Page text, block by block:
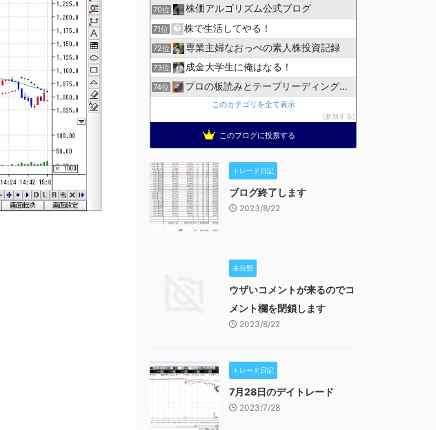
70位 株価アルゴリズム公式ブログ
71位 株で生活してやる！
72位 専業主婦なおっぺの素人株投資記録
73位 成金大学生に俺はなる！
74位 プロの板読みとテープリーディング手法が学べる！
このカテゴリを全て表示
参加する
このブログに投票する
トレード日記
ブログ終了します
2023/8/22
未分類
ウザいコメントが来るのでコ
メント欄を閉鎖します
2023/8/22
トレード日記
7月28日のデイトレード
2023/7/28